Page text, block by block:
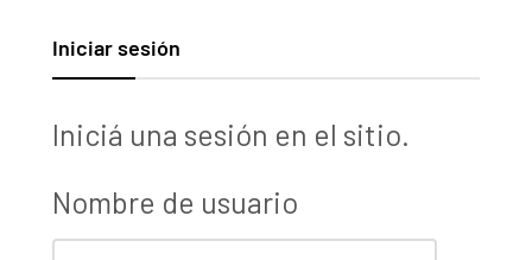
Iniciar sesión
Iniciá una sesión en el sitio.
Nombre de usuario